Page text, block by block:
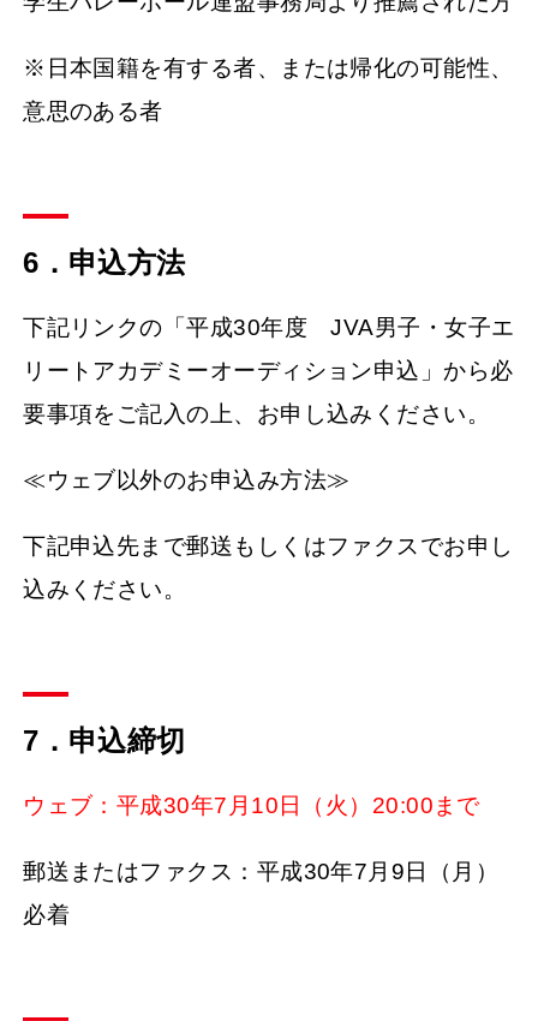
※日本国籍を有する者、または帰化の可能性、
意思のある者
6．申込方法
下記リンクの「平成30年度 JVA男子・女子エ
リートアカデミーオーディション申込」から必
要事項をご記入の上、お申し込みください。
≪ウェブ以外のお申込み方法≫
下記申込先まで郵送もしくはファクスでお申し
込みください。
7．申込締切
ウェブ：平成30年7月10日（火）20:00まで
郵送またはファクス：平成30年7月9日（月）
必着